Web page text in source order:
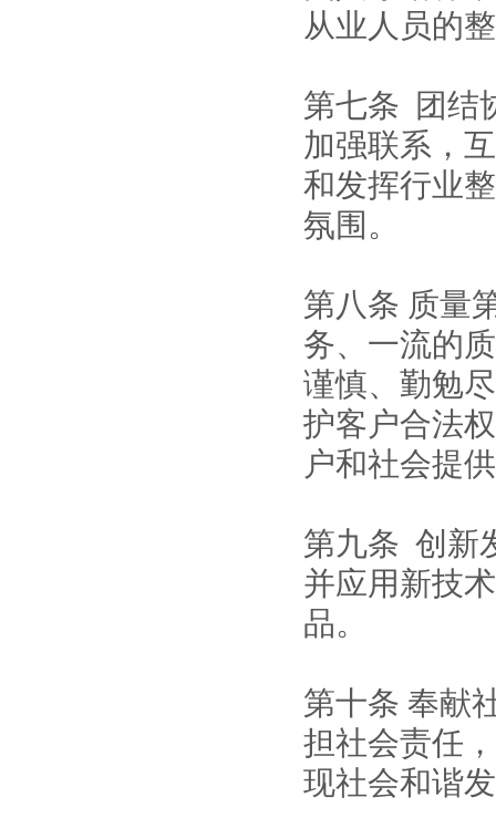
从业人员的
第七条 团结
加强联系，
和发挥行业
氛围。
第八条 质量
务、一流的
谨慎、勤勉
护客户合法
户和社会提
第九条 创新
并应用新技
品。
第十条 奉献
担社会责任
现社会和谐